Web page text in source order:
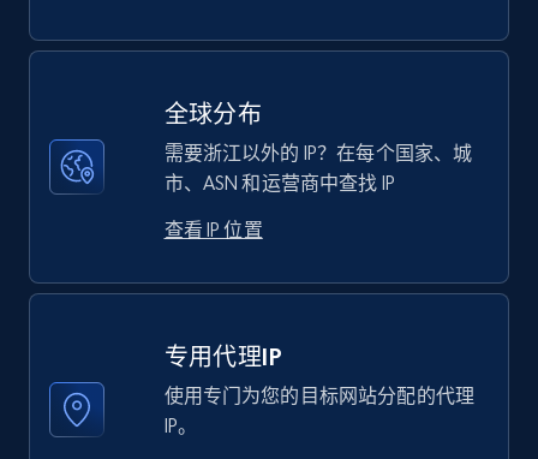
全球分布
需要浙江以外的 IP？在每个国家、城
市、ASN 和运营商中查找 IP
查看 IP 位置
专用代理IP
使用专门为您的目标网站分配的代理
IP。